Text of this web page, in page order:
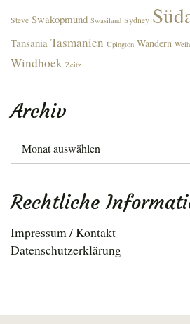
Steve Swakopmund Swasiland Sydney
Tansania Tasmanien Upington Wandern
Windhoek Zeitz
Archiv
Archiv
Rechtliche
Impressum / Kontakt
Datenschutzerklärung